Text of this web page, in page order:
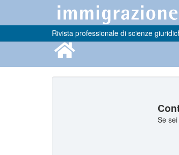
Rivista professionale di scienze
Se